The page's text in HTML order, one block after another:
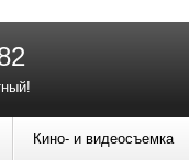
Кино- и видеосъемка